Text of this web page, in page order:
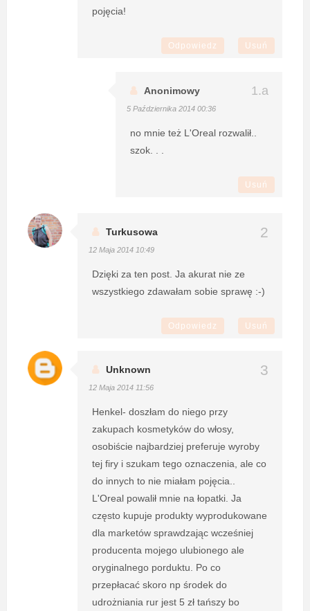
pojęcia!
Odpowiedz Usuń
Anonimowy
5 Października 2014 00:36
no mnie też L'Oreal rozwalił..
szok. . .
Usuń
Turkusowa
12 Maja 2014 10:49
Dzięki za ten post. Ja akurat nie ze
wszystkiego zdawałam sobie sprawę :-)
Odpowiedz Usuń
Unknown
12 Maja 2014 11:56
Henkel- doszłam do niego przy
zakupach kosmetyków do włosy,
osobiście najbardziej preferuje wyroby
tej firy i szukam tego oznaczenia, ale co
do innych to nie miałam pojęcia..
L'Oreal powalił mnie na łopatki. Ja
często kupuje produkty wyprodukowane
dla marketów sprawdzając wcześniej
producenta mojego ulubionego ale
oryginalnego porduktu. Po co
przepłacać skoro np środek do
udrożniania rur jest 5 zł tańszy bo